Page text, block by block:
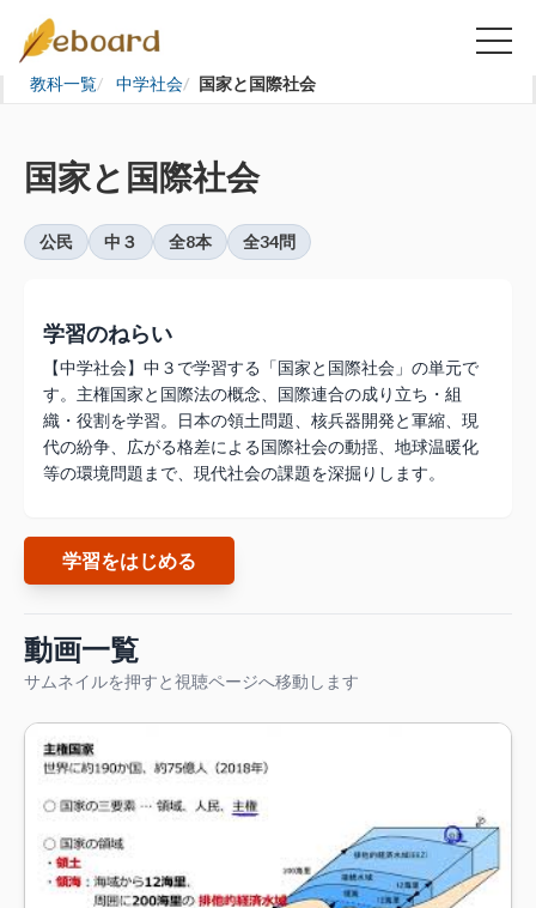
教科一覧 中学社会 国家と国際社会
国家と国際社会
公民 中３ 全8本 全34問
学習のねらい
【中学社会】中３で学習する「国家と国際社会」の単元で
す。主権国家と国際法の概念、国際連合の成り立ち・組
織・役割を学習。日本の領土問題、核兵器開発と軍縮、現
代の紛争、広がる格差による国際社会の動揺、地球温暖化
等の環境問題まで、現代社会の課題を深掘りします。
学習をはじめる
動画一覧
サムネイルを押すと視聴ページへ移動します